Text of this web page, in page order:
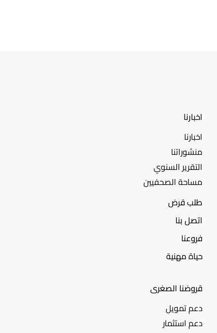
اخبارنا
اخبارنا
منشوراتنا
التقرير السنوي
مساحة الصحفيين
طلب قرض
اتصل بنا
فروعنا
حياة مهنية
قروضنا الصغرى
دعم تمويل
دعم استثمار